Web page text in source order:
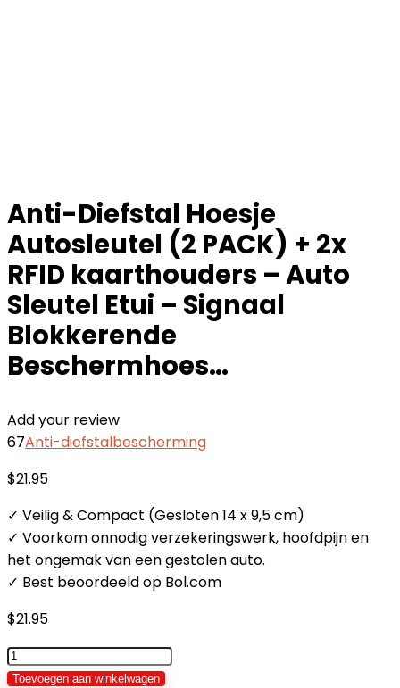
Anti-Diefstal Hoesje
Autosleutel (2 PACK) + 2x
RFID kaarthouders – Auto
Sleutel Etui – Signaal
Blokkerende
Beschermhoes…
Add your review
67Anti-diefstalbescherming
$21.95
✓ Veilig & Compact (Gesloten 14 x 9,5 cm)
✓ Voorkom onnodig verzekeringswerk, hoofdpijn en
het ongemak van een gestolen auto.
✓ Best beoordeeld op Bol.com
$21.95
Anti-
Diefstal
Toevoegen aan winkelwagen